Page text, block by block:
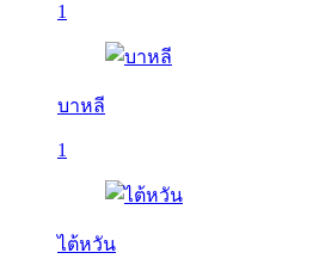
1
บาหลี
1
ไต้หวัน